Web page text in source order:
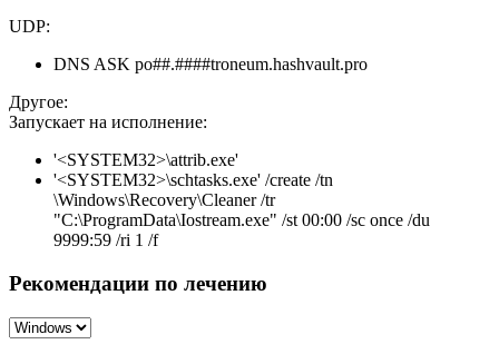
UDP:
DNS ASK po##.####troneum.hashvault.pro
Другое:
Запускает на исполнение:
'<SYSTEM32>\attrib.exe'
'<SYSTEM32>\schtasks.exe' /create /tn
\Windows\Recovery\Cleaner /tr
"C:\ProgramData\Iostream.exe" /st 00:00 /sc once /du
9999:59 /ri 1 /f
Рекомендации по лечению